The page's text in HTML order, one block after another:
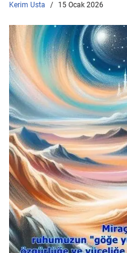
Kerim Usta 15 Ocak 2026